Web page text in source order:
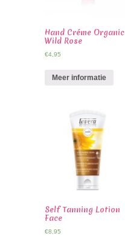
Hand Créme Organic
Wild Rose
€4,95
Meer informatie
Self Tanning Lotion
Face
€8,95